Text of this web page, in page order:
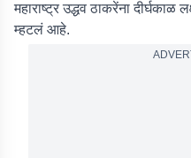
महाराष्ट्र उद्धव ठाकरेंना
म्हटलं आहे.